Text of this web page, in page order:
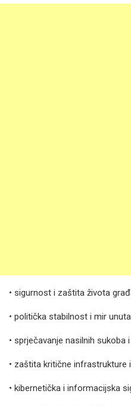
• sigurnost i zaštita života
• politička stabilnost i mir
• sprječavanje nasilnih sukoba
• zaštita kritične infrastrukture
• kibernetička i informacijska